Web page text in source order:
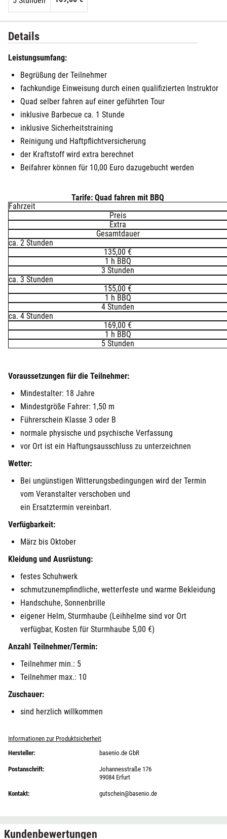
Details
Leistungsumfang:
Begrüßung der Teilnehmer
fachkundige Einweisung durch einen qualifizierten Instruktor
Quad selber fahren auf einer geführten Tour
inklusive Barbecue ca. 1 Stunde
inklusive Sicherheitstraining
Reinigung und Haftpflichtversicherung
der Kraftstoff wird extra berechnet
Beifahrer können für 10,00 Euro dazugebucht werden
Tarife: Quad fahren mit BBQ
Fahrzeit
Preis
Extra
Gesamtdauer
ca. 2 Stunden
135,00 €
1 h BBQ
3 Stunden
ca. 3 Stunden
155,00 €
1 h BBQ
4 Stunden
ca. 4 Stunden
169,00 €
1 h BBQ
5 Stunden
Voraussetzungen für die Teilnehmer:
Mindestalter: 18 Jahre
Mindestgröße Fahrer: 1,50 m
Führerschein Klasse 3 oder B
normale physische und psychische Verfassung
vor Ort ist ein Haftungsausschluss zu unterzeichnen
Wetter:
Bei ungünstigen Witterungsbedingungen wird der Termin
vom Veranstalter verschoben und
ein Ersatztermin vereinbart.
Verfügbarkeit:
März bis Oktober
Kleidung und Ausrüstung:
festes Schuhwerk
schmutzunempfindliche, wetterfeste und warme Bekleidung
Handschuhe, Sonnenbrille
eigener Helm, Sturmhaube (Leihhelme sind vor Ort
verfügbar, Kosten für Sturmhaube 5,00 €)
Anzahl Teilnehmer/Termin:
Teilnehmer min.: 5
Teilnehmer max.: 10
Zuschauer:
sind herzlich willkommen
Informationen zur Produktsicherheit
Hersteller:
basenio.de GbR
Postanschrift:
Johannesstraße 176
99084 Erfurt
Kontakt: gutschein@basenio.de
Kundenbewertungen